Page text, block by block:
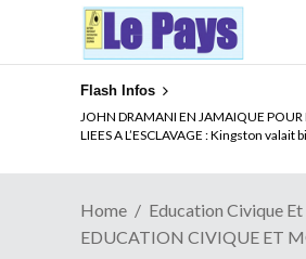
Flash Infos
JOHN DRAMANI EN JAMAIQUE POUR
LIEES A L’ESCLAVAGE : Kingston
Home
Education Civique
EDUCATION CIVIQUE ET